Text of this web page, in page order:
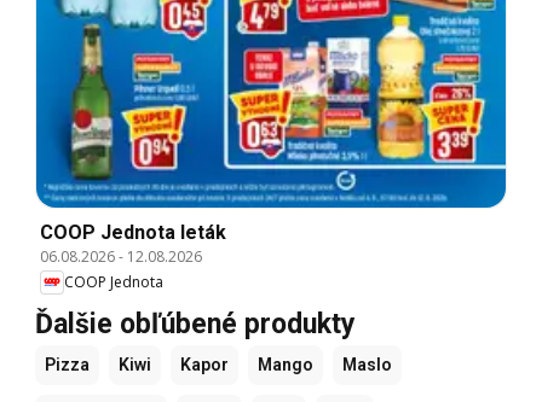
COOP Jednota leták
06.08.2026- 12.08.2026
COOP Jednota
Ďalšie obľúbené produkty
Pizza Kiwi Kapor Mango Maslo